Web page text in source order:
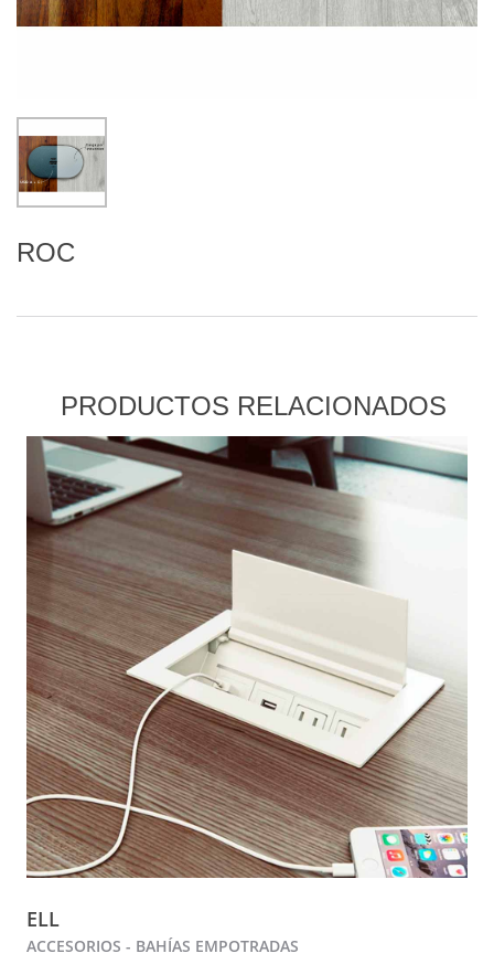
ROC
PRODUCTOS RELACIONADOS
ELL
ACCESORIOS - BAHÍAS EMPOTRADAS